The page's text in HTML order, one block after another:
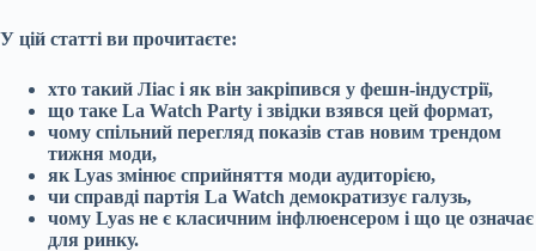
У цій статті ви прочитаєте:
хто такий Ліас і як він закріпився у фешн-індустрії,
що таке La Watch Party і звідки взявся цей формат,
чому спільний перегляд показів став новим трендом
тижня моди,
як Lyas змінює сприйняття моди аудиторією,
чи справді партія La Watch демократизує галузь,
чому Lyas не є класичним інфлюенсером і що це означає
для ринку.